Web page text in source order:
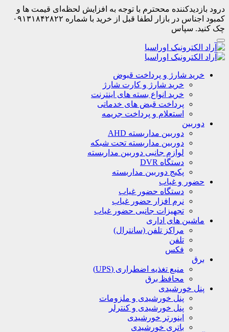
درود بازدیدکننده مححترم با توجه به افزایش لحظه‌ای قیمت ها و
کمبود اجناس در بازار لطفا قبل از خرید با شماره ۰۹۱۳۱۸۴۲۸۲۲
چک کنید. سپاس
خرید شارژ و پرداخت قبوض
خرید شارژ و کارت شارژ
خرید انواع بسته های اینترنت
پرداخت قبض های خدماتی
استعلام و پرداخت جریمه
دوربین
دوربین مداربسته AHD
دوربین مداربسته تحت شبکه
لوازم جانبی دوربین مداربسته
دستگاه DVR
پکیج دوربین مداربسته
حضور و غیاب
دستگاه حضور غیاب
نرم افزار حضور غیاب
تجهیزات جانبی حضور غیاب
ماشین های اداری
مراکز تلفن (سانترال)
تلفن
فکس
برق
منبع تغذیه اضطراری (UPS)
محافظ برق
پنل خورشیدی
پنل خورشیدی و ملزومات
پنل خورشیدی و کنترلر
اینورتر خورشیدی
باتری خورشیدی